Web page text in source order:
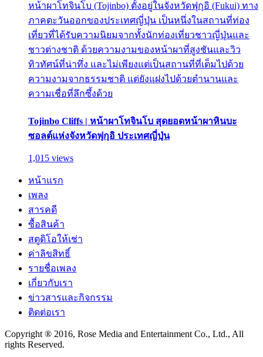
หน้าผาโทจินโบ (Tojinbo) ตั้งอยู่ในจังหวัดฟุกุอิ (Fukui) ทาง
ภาคตะวันออกของประเทศญี่ปุ่น เป็นหนึ่งในสถานที่ท่อง
เที่ยวที่ได้รับความนิยมจากทั้งนักท่องเที่ยวชาวญี่ปุ่นและ
ชาวต่างชาติ ด้วยความงามของหน้าผาที่สูงชันและวิว
ทิวทัศน์ที่น่าทึ่ง และไม่เพียงแต่เป็นสถานที่ที่เต็มไปด้วย
ความงามจากธรรมชาติ แต่ยังแฝงไปด้วยตำนานและ
ความเชื่อที่ลึกซึ้งด้วย
Tojinbo Cliffs | หน้าผาโทจินโบ สุดยอดหน้าผาหินบะ
ซอลต์แห่งจังหวัดฟุกุอิ ประเทศญี่ปุ่น
1,015 views
หน้าแรก
เพลง
สารคดี
ซื้อสินค้า
สตูดิโอให้เช่า
ค่าลิขสิทธิ์
รายชื่อเพลง
เกี่ยวกับเรา
ข่าวสารและกิจกรรม
ติดต่อเรา
Copyright ® 2016, Rose Media and Entertainment Co., Ltd., All
rights Reserved.